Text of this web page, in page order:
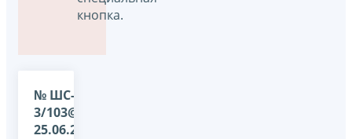
кнопка.
№ ШС-17-
3/103@ от
25.06.2009